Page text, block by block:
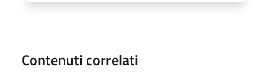
Contenuti correlati